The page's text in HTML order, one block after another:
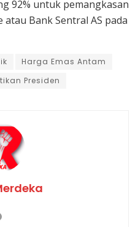
92% untuk pemangkasan
Bank Sentral AS pada
Harga Emas Antam
Presiden